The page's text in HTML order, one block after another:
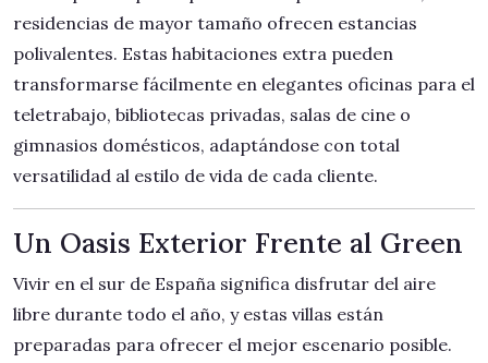
residencias de mayor tamaño ofrecen estancias
polivalentes. Estas habitaciones extra pueden
transformarse fácilmente en elegantes oficinas para el
teletrabajo, bibliotecas privadas, salas de cine o
gimnasios domésticos, adaptándose con total
versatilidad al estilo de vida de cada cliente.
Un Oasis Exterior Frente al Green
Vivir en el sur de España significa disfrutar del aire
libre durante todo el año, y estas villas están
preparadas para ofrecer el mejor escenario posible.